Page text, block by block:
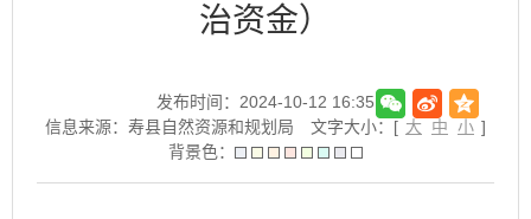
治资金）
发布时间：2024-10-12 16:35
信息来源：寿县自然资源和规划局
文字大小：[ 大 中 小 ]
背景色：